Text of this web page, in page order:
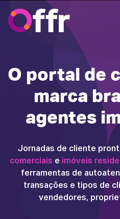
O portal de
marca
agentes
Jornadas de cliente
comerciais e imóveis
ferramentas de
transações e tipos de
vendedores,